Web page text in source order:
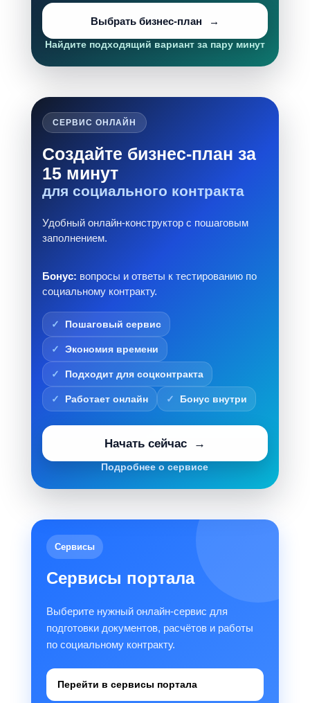
Выбрать бизнес-план
Найдите подходящий вариант за пару минут
СЕРВИС ОНЛАЙН
Создайте бизнес-план за
15 минут
для социального контракта
Удобный онлайн-конструктор с пошаговым
заполнением.
Бонус: вопросы и ответы к тестированию по
социальному контракту.
Пошаговый сервис
Экономия времени
Подходит для соцконтракта
Работает онлайн Бонус внутри
Начать сейчас
Подробнее о сервисе
Сервисы
Сервисы портала
Выберите нужный онлайн-сервис для
подготовки документов, расчётов и работы
по социальному контракту.
Перейти в сервисы портала